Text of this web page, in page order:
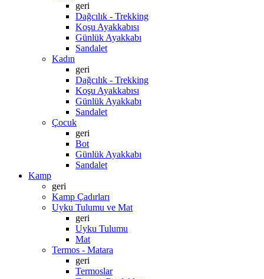
geri
Dağcılık - Trekking
Koşu Ayakkabısı
Günlük Ayakkabı
Sandalet
Kadın
geri
Dağcılık - Trekking
Koşu Ayakkabısı
Günlük Ayakkabı
Sandalet
Çocuk
geri
Bot
Günlük Ayakkabı
Sandalet
Kamp
geri
Kamp Çadırları
Uyku Tulumu ve Mat
geri
Uyku Tulumu
Mat
Termos - Matara
geri
Termoslar